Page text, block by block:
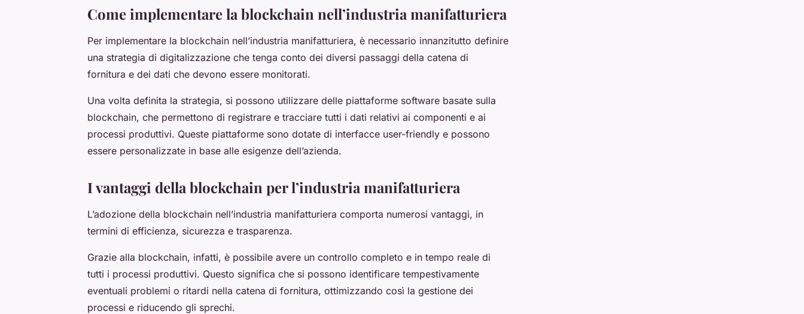
Come implementare la blockchain nell’industria manifatturiera
Per implementare la blockchain nell’industria manifatturiera, è necessario innanzitutto definire
una strategia di digitalizzazione che tenga conto dei diversi passaggi della catena di
fornitura e dei dati che devono essere monitorati.
Una volta definita la strategia, si possono utilizzare delle piattaforme software basate sulla
blockchain, che permettono di registrare e tracciare tutti i dati relativi ai componenti e ai
processi produttivi. Queste piattaforme sono dotate di interfacce user-friendly e possono
essere personalizzate in base alle esigenze dell’azienda.
I vantaggi della blockchain per l’industria manifatturiera
L’adozione della blockchain nell’industria manifatturiera comporta numerosi vantaggi, in
termini di efficienza, sicurezza e trasparenza.
Grazie alla blockchain, infatti, è possibile avere un controllo completo e in tempo reale di
tutti i processi produttivi. Questo significa che si possono identificare tempestivamente
eventuali problemi o ritardi nella catena di fornitura, ottimizzando così la gestione dei
processi e riducendo gli sprechi.